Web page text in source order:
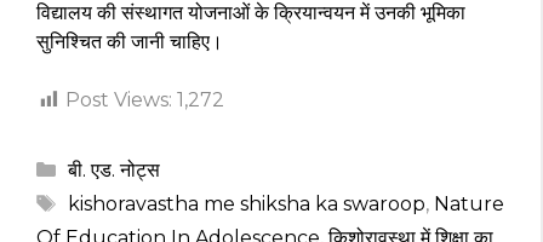
विद्यालय की संस्थागत योजनाओं के क्रियान्वयन मेंउनकी भूमिका
सुनिश्चित की जानी चाहिए।
Post Views: 1,272
Categories
बी. एड. नोट्स
Tags
kishoravastha me shiksha ka swaroop, Nature